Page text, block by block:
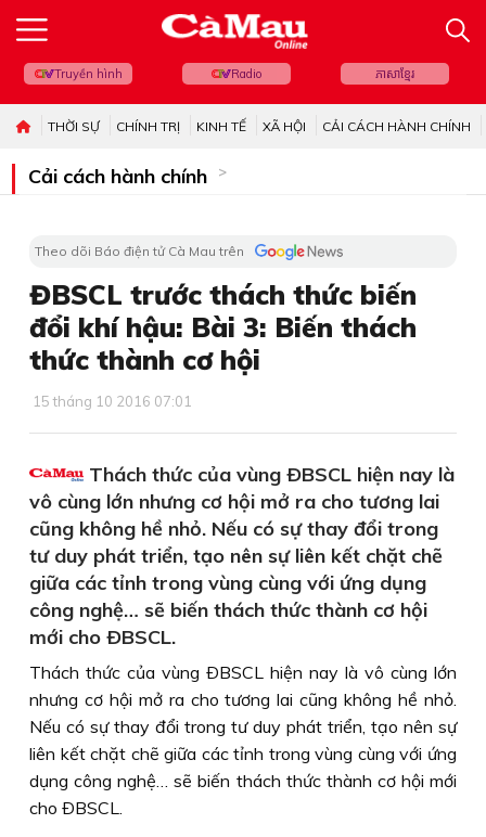
Truyền hình Radio ភាសាខ្មែរ
THỜI SỰ CHÍNH TRỊ KINH TẾ XÃ HỘI CẢI CÁCH HÀNH CHÍNH
Cải cách hành chính
Theo dõi Báo điện tử Cà Mau trên
ĐBSCL trước thách thức biến
đổi khí hậu: Bài 3: Biến thách
thức thành cơ hội
15 tháng 10 2016 07:01
Thách thức của vùng ÐBSCL hiện nay là
vô cùng lớn nhưng cơ hội mở ra cho tương lai
cũng không hề nhỏ. Nếu có sự thay đổi trong
tư duy phát triển, tạo nên sự liên kết chặt chẽ
giữa các tỉnh trong vùng cùng với ứng dụng
công nghệ… sẽ biến thách thức thành cơ hội
mới cho ÐBSCL.
Thách thức của vùng ÐBSCL hiện nay là vô cùng lớn
nhưng cơ hội mở ra cho tương lai cũng không hề nhỏ.
Nếu có sự thay đổi trong tư duy phát triển, tạo nên sự
liên kết chặt chẽ giữa các tỉnh trong vùng cùng với ứng
dụng công nghệ… sẽ biến thách thức thành cơ hội mới
cho ÐBSCL.